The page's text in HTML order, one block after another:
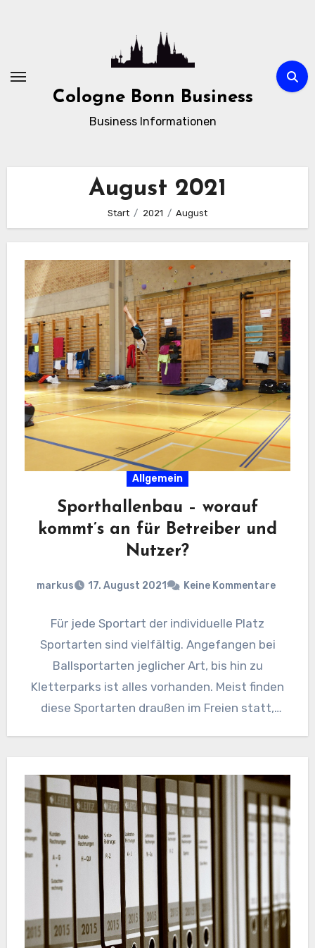
Cologne Bonn Business
Business Informationen
August 2021
Start 2021 August
Allgemein
Sporthallenbau – worauf
kommt’s an für Betreiber und
Nutzer?
markus 17. August 2021 Keine Kommentare
Für jede Sportart der individuelle Platz
Sportarten sind vielfältig. Angefangen bei
Ballsportarten jeglicher Art, bis hin zu
Kletterparks ist alles vorhanden. Meist finden
diese Sportarten draußen im Freien statt,